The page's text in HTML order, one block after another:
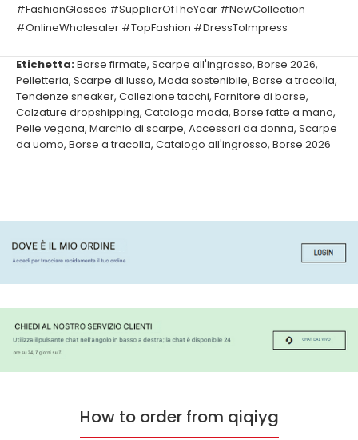
#FashionGlasses #SupplierOfTheYear #NewCollection
#OnlineWholesaler #TopFashion #DressToImpress
Etichetta:Borse firmate, Scarpe all'ingrosso, Borse 2026,
Pelletteria, Scarpe di lusso, Moda sostenibile, Borse a tracolla,
Tendenze sneaker, Collezione tacchi, Fornitore di borse,
Calzature dropshipping, Catalogo moda, Borse fatte a mano,
Pelle vegana, Marchio di scarpe, Accessori da donna, Scarpe
da uomo, Borse a tracolla, Catalogo all'ingrosso, Borse 2026
How to order from qiqiyg